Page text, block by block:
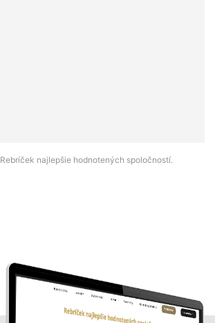
Rebríček najlepšie hodnotených spoločností.